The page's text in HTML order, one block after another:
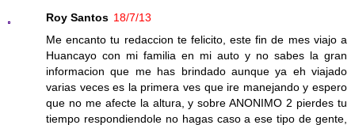
Roy Santos 18/7/13
Me encanto tu redaccion te felicito, este fin de mes viajo a
Huancayo con mi familia en mi auto y no sabes la gran
informacion que me has brindado aunque ya eh viajado
varias veces es la primera ves que ire manejando y espero
que no me afecte la altura, y sobre ANONIMO 2 pierdes tu
tiempo respondiendole no hagas caso a ese tipo de gente,